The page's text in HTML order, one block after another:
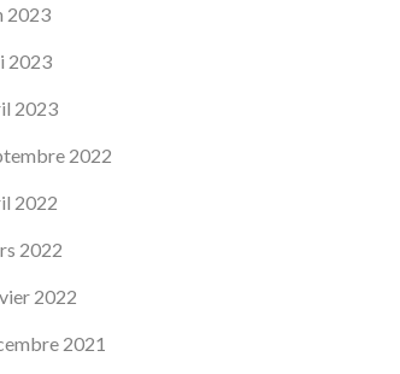
2023
2023
2023
2022
2022
2022
2022
2021